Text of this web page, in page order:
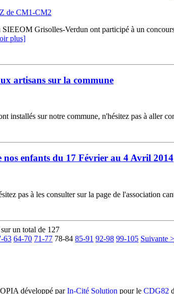
SIEEOM Grisolles-Verdun ont participé à un
plus]
artisans sur la commune
installés sur notre commune, n'hésitez pas à aller
nos enfants du 17 Février au 4 Avril 2014
pas à les consulter sur la page de l'association
un total de 127
63 64-70 71-77 78-84 85-91 92-98 99-105 Suivante >
développé parIn-Cité Solution pour le CDG82